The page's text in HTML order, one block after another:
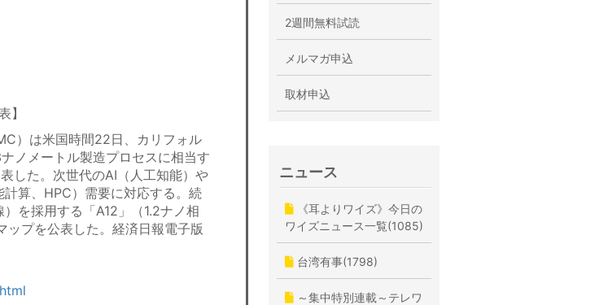
】
）は米国時間22日、カリフォル
ノメートル製造プロセスに相当す
した。次世代のAI（人工知能）や
算、HPC）需要に対応する。続
を採用する「A12」（1.2ナノ相
プを公表した。経済日報電子版
2週間無料試読
メルマガ申込
取材申込
ニュース
《耳よりワイズ》今日の
ワイズニュース一覧(1085)
台湾有事(1798)
～集中特別連載～テレワ